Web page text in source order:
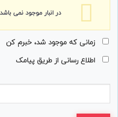
در انبار موجود نمی باشد
زمانی که موجود شد، خبرم کن
اطلاع رسانی از طریق پیامک